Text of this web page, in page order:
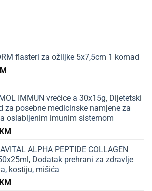
flasteri za ožiljke 5x7,5cm 1 komad
IMMUN vrećice a 30x15g, Dijetetski
za posebne medicinske namjene za
oslabljenim imunim sistemom
KM
ALPHA PEPTIDE COLLAGEN
Dodatak prehrani za zdravlje
kostiju, mišića
KM